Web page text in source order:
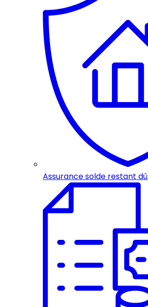
Assurance solde restant dû